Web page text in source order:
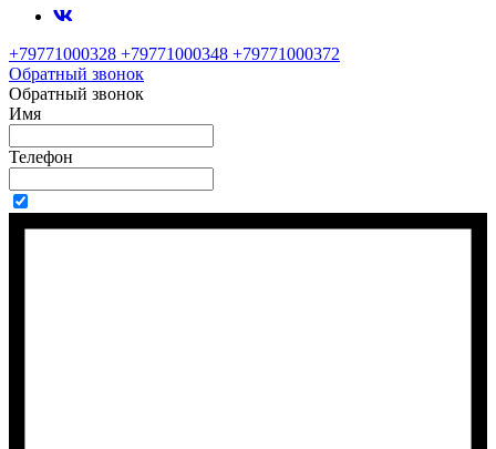
+79771000328 +79771000348 +79771000372
Обратный звонок
Обратный звонок
Имя
Телефон